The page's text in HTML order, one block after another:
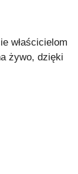
właścicielom
żywo, dzięki